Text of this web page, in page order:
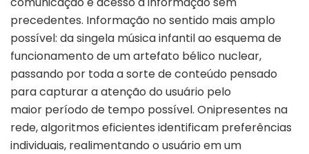
precedentes. Informação no sentido mais amplo
possível: da singela música infantil ao esquema de
funcionamento de um artefato bélico nuclear,
passando por toda a sorte de conteúdo pensado
para capturar a atenção do usuário pelo
maior período de tempo possível. Onipresentes na
rede, algoritmos eficientes identificam preferências
individuais, realimentando o usuário em um